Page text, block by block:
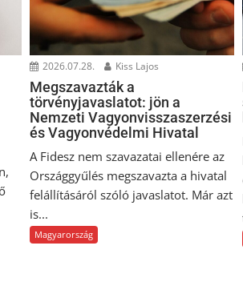
2026.07.28. Kiss Lajos
Megszavazták a
törvényjavaslatot: jön a
Nemzeti Vagyonvisszaszerzési
és Vagyonvédelmi Hivatal
A Fidesz nem szavazatai ellenére az
Országgyűlés megszavazta a hivatal
felállításáról szóló javaslatot. Már azt
is...
Magyarország